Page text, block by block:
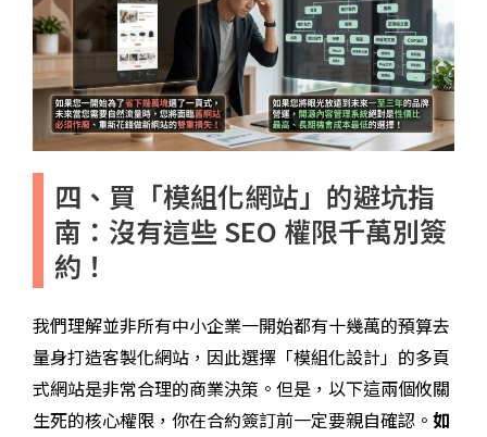
四、買「模組化網站」的避坑指
南：沒有這些 SEO 權限千萬別簽
約！
我們理解並非所有中小企業一開始都有十幾萬的預算去
量身打造客製化網站，因此選擇「模組化設計」的多頁
式網站是非常合理的商業決策。但是，以下這兩個攸關
生死的核心權限，你在合約簽訂前一定要親自確認。 如